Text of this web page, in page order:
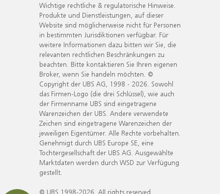
Wichtige rechtliche & regulatorische Hinweise.
Produkte und Dienstleistungen, auf dieser
Website sind möglicherweise nicht für Personen
in bestimmten Jurisdiktionen verfügbar. Für
weitere Informationen dazu bitten wir Sie, die
relevanten rechtlichen Beschränkungen zu
beachten. Bitte kontaktieren Sie Ihren eigenen
Broker, wenn Sie handeln möchten. ©
Copyright der UBS AG, 1998 - 2026. Sowohl
das Firmen-Logo (die drei Schlüssel), wie auch
der Firmenname UBS sind eingetragene
Warenzeichen der UBS. Andere verwendete
Zeichen sind eingetragene Warenzeichen der
jeweiligen Eigentümer. Alle Rechte vorbehalten.
Genehmigt durch UBS Europe SE, eine
Tochtergesellschaft der UBS AG. Ausgewählte
Marktdaten werden durch WSD zur Verfügung
gestellt.
© UBS 1998-2026. All rights reserved.